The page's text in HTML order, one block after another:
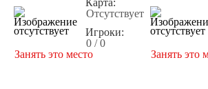
Карта:
Отсутствует
Игроки:
0 / 0
Занять это место
Занять это